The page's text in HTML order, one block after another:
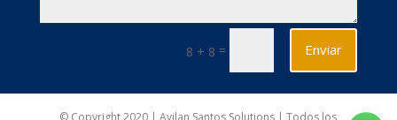
8 + 8 = Enviar
© Copyright 2020 | Avilan Santos Solutions | Todos los